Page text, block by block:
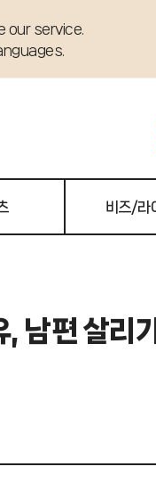
our service.
비즈/라
남편 살리